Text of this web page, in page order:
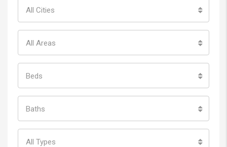
All Cities
All Areas
Beds
Baths
All Types